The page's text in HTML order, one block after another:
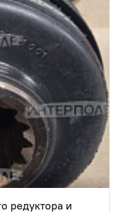
редуктора и